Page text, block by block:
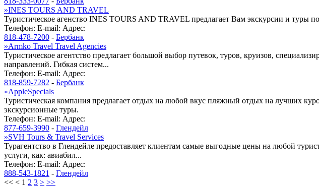
»INES TOURS AND TRAVEL
Туристическое агенство INES TOURS AND TRAVEL предлагает Вам экскурсии и
Телефон: E-mail: Адрес:
818-478-7200 - Бербанк
»Armko Travel Travel Agencies
Туристическое агентство предлагает большой выбор путевок, туров, круизов,
направлений. Гибкая систем...
Телефон: E-mail: Адрес:
818-859-7282 - Бербанк
»AppleSpecials
Туристическая компания предлагает отдых на любой вкус пляжный отдых на лучших
экскурсионные туры.
Телефон: E-mail: Адрес:
877-659-3990 - Глендейл
»SVH Tours & Travel Services
Турагентство в Глендейле предоставляет клиентам самые выгодные цены на любой
услуги, как: авиабил...
Телефон: E-mail: Адрес:
888-543-1821 - Глендейл
<< < 1 2 3 > >>